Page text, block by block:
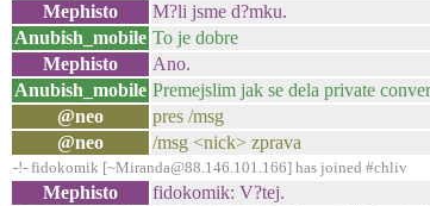
Mephisto
M?li jsme d?mku.
Anubish_mobile To je dobre
Mephisto
Ano.
Anubish_mobile Premejslim jak se dela private
@neo
pres /msg
@neo
/msg <nick> zprava
-!- fidokomik [~Miranda@88.146.101.166] has joined #chliv
Mephisto fidokomik: V?tej.